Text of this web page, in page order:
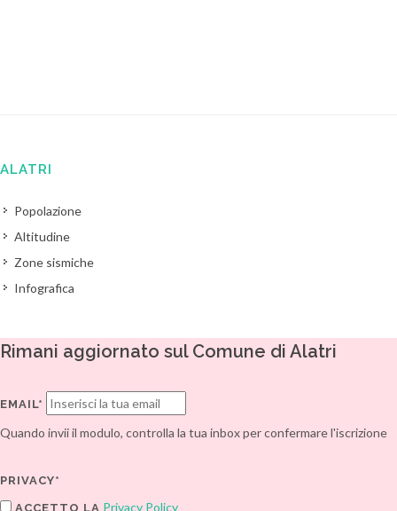
ALATRI
Popolazione
Altitudine
Zone sismiche
Infografica
Rimani aggiornato sul Comune di Alatri
EMAIL*
Quando invii il modulo, controlla la tua inbox per confermare l'iscrizione
PRIVACY*
ACCETTO LA Privacy Policy